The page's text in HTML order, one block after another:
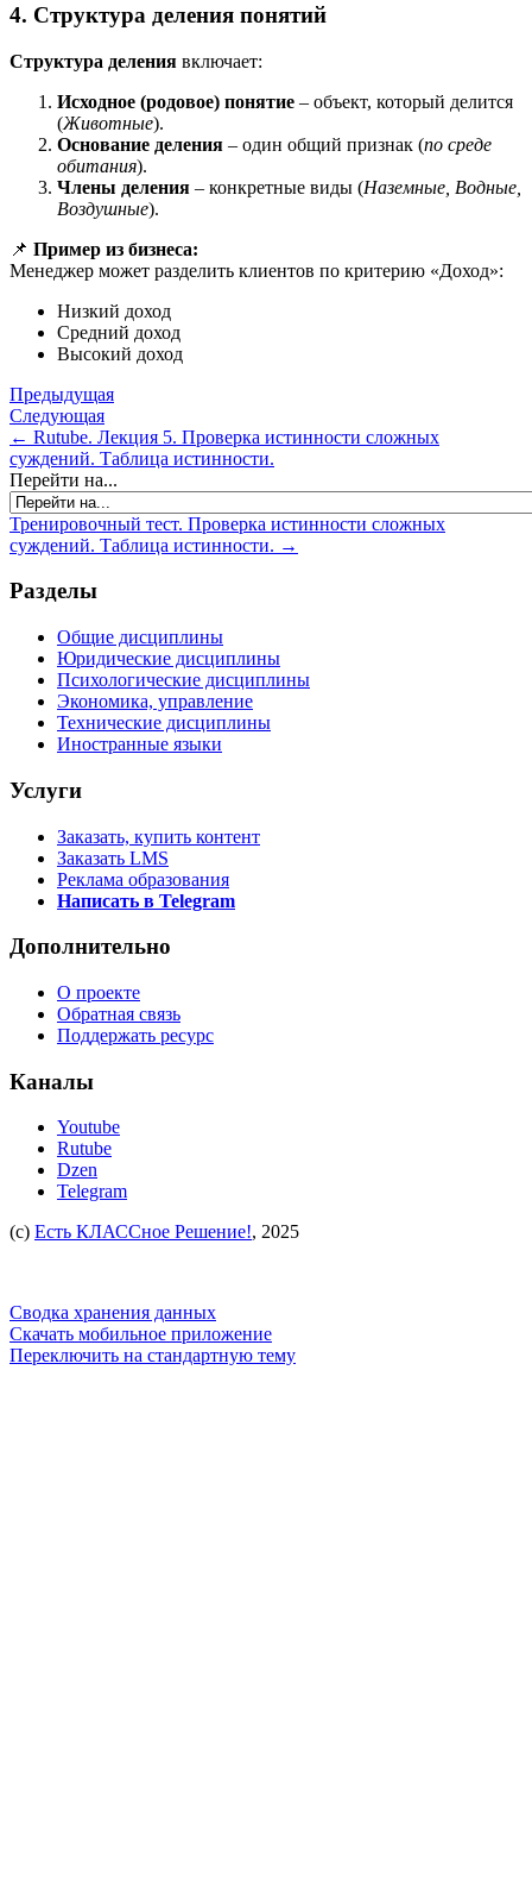
4. Структура деления понятий
Структура деления включает:
Исходное (родовое) понятие – объект, который делится
(Животные).
Основание деления – один общий признак (по среде
обитания).
Члены деления – конкретные виды (Наземные, Водные,
Воздушные).
📌 Пример из бизнеса:
Менеджер может разделить клиентов по критерию «Доход»:
Низкий доход
Средний доход
Высокий доход
Предыдущая
Следующая
← Rutube. Лекция 5. Проверка истинности сложных
суждений. Таблица истинности.
Перейти на...
Тренировочный тест. Проверка истинности сложных
суждений. Таблица истинности. →
Разделы
Общие дисциплины
Юридические дисциплины
Психологические дисциплины
Экономика, управление
Технические дисциплины
Иностранные языки
Услуги
Заказать, купить контент
Заказать LMS
Реклама образования
Написать в Telegram
Дополнительно
О проекте
Обратная связь
Поддержать ресурс
Каналы
Youtube
Rutube
Dzen
Telegram
(c) Есть КЛАССное Решение!, 2025
Сводка хранения данных
Скачать мобильное приложение
Переключить на стандартную тему